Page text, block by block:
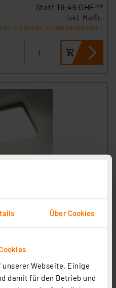
Über Cookies
Webseite. Einige
damit für den Betrieb und
Statt16.46 CHF **
inkl. MwSt.
zu Versandkosten
Wandleuchte Pronto
warmweiß, IP54
zu Versandkosten